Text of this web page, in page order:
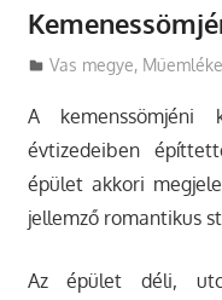
Utazasok.org
Vas megye,
A
évtizedeiben
épület akkori
jellemző romantikus
Az épület déli,